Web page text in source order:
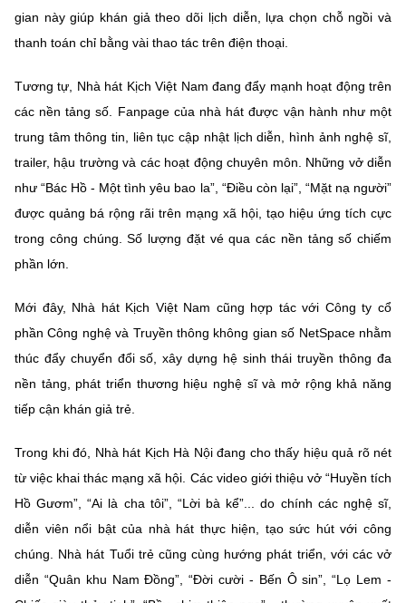
gian này giúp khán giả theo dõi lịch diễn, lựa chọn chỗ ngồi và
thanh toán chỉ bằng vài thao tác trên điện thoại.
Tương tự, Nhà hát Kịch Việt Nam đang đẩy mạnh hoạt động trên
các nền tảng số. Fanpage của nhà hát được vận hành như một
trung tâm thông tin, liên tục cập nhật lịch diễn, hình ảnh nghệ sĩ,
trailer, hậu trường và các hoạt động chuyên môn. Những vở diễn
như “Bác Hồ - Một tình yêu bao la”, “Điều còn lại”, “Mặt nạ người”
được quảng bá rộng rãi trên mạng xã hội, tạo hiệu ứng tích cực
trong công chúng. Số lượng đặt vé qua các nền tảng số chiếm
phần lớn.
Mới đây, Nhà hát Kịch Việt Nam cũng hợp tác với Công ty cổ
phần Công nghệ và Truyền thông không gian số NetSpace nhằm
thúc đẩy chuyển đổi số, xây dựng hệ sinh thái truyền thông đa
nền tảng, phát triển thương hiệu nghệ sĩ và mở rộng khả năng
tiếp cận khán giả trẻ.
Trong khi đó, Nhà hát Kịch Hà Nội đang cho thấy hiệu quả rõ nét
từ việc khai thác mạng xã hội. Các video giới thiệu vở “Huyền tích
Hồ Gươm”, “Ai là cha tôi”, “Lời bà kể”... do chính các nghệ sĩ,
diễn viên nổi bật của nhà hát thực hiện, tạo sức hút với công
chúng. Nhà hát Tuổi trẻ cũng cùng hướng phát triển, với các vở
diễn “Quân khu Nam Đồng”, “Đời cười - Bến Ô sin”, “Lọ Lem -